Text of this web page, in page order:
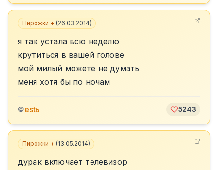
Пирожки + (26.03.2014)
я так устала всю неделю
крутиться в вашей голове
мой милый можете не думать
меня хотя бы по ночам
©estь 5243
Пирожки + (13.05.2014)
дурак включает телевизор